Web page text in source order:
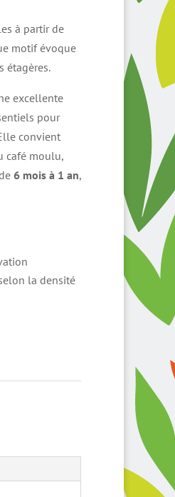
à partir de
motif évoque
étagères.
excellente
pour
convient
café moulu,
6 mois à 1 an,
la densité